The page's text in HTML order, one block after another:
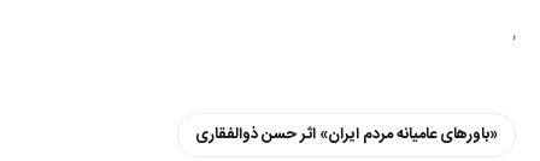
‘
«باورهای عامیانه مردم ایران» اثر حسن ذوالفقاری